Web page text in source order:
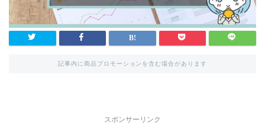
記事内に商品プロモーションを含む場合があります
スポンサーリンク